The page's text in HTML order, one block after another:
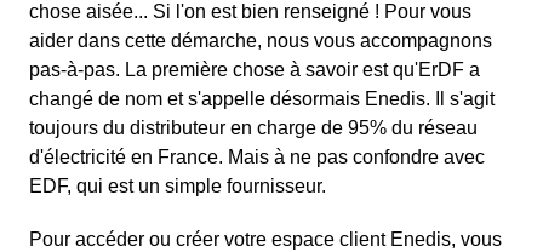
chose aisée... Si l'on est bien renseigné ! Pour vous
aider dans cette démarche, nous vous accompagnons
pas-à-pas. La première chose à savoir est qu'ErDF a
changé de nom et s'appelle désormais Enedis. Il s'agit
toujours du distributeur en charge de 95% du réseau
d'électricité en France. Mais à ne pas confondre avec
EDF, qui est un simple fournisseur.
Pour accéder ou créer votre espace client Enedis, vous